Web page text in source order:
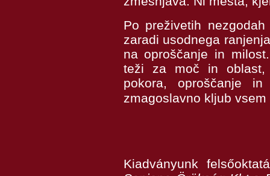
Po preživetih
zaradi usodnega
na oproščanje in
teži za moč in oblast,
pokora, oproščanje
zmagoslavno kljub
Kiadványunk